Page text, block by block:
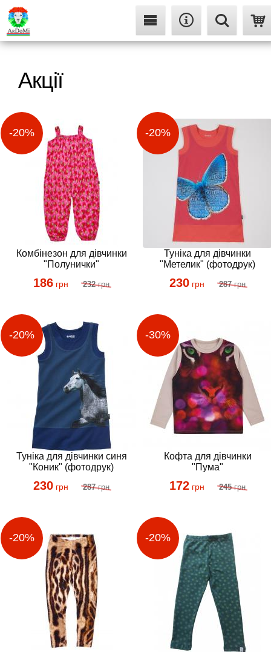
Акції
Комбінезон для дівчинки
"Полунички"
186 грн 232грн
Туніка для дівчинки
"Метелик" (фотодрук)
230 грн 287грн
Туніка для дівчинки синя
"Коник" (фотодрук)
230 грн 287грн
Кофта для дівчинки
"Пума"
172 грн 245грн